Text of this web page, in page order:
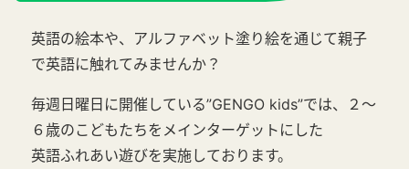
英語の絵本や、アルファベット塗り絵を通じて親子
で英語に触れてみませんか？
毎週日曜日に開催している”GENGO kids”では、２〜
６歳のこどもたちをメインターゲットにした
英語ふれあい遊びを実施しております。